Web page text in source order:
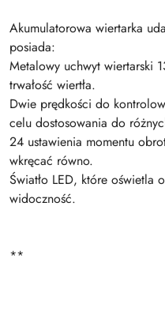
Akumulatorowa wiertarka
posiada:
Metalowy uchwyt wiertarski
trwałość wiertła.
Dwie prędkości do
celu dostosowania do
24 ustawienia momentu
wkręcać równo.
Światło LED, które oświetla
widoczność.
**